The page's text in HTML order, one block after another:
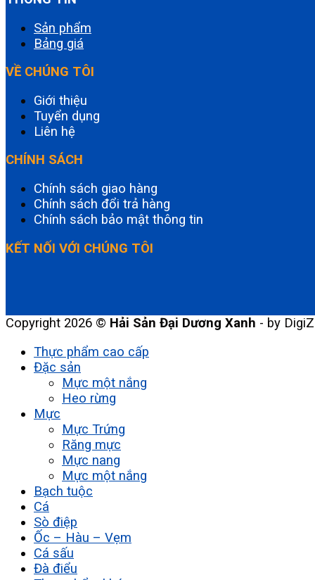
Sản phẩm
Bảng giá
VỀ CHÚNG TÔI
Giới thiệu
Tuyển dụng
Liên hệ
CHÍNH SÁCH
Chính sách giao hàng
Chính sách đổi trả hàng
Chính sách bảo mật thông tin
KẾT NỐI VỚI CHÚNG TÔI
Copyright 2026 © Hải Sản Đại Dương Xanh - by DigiZ
Thực phẩm cao cấp
Đặc sản
Mực một nắng
Heo rừng
Mực
Mực Trứng
Răng mực
Mực nang
Mực một nắng
Bạch tuộc
Cá
Sò điệp
Ốc – Hàu – Vẹm
Cá sấu
Đà điểu